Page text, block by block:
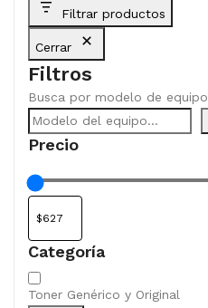
Filtrar productos
Cerrar
Filtros
Busca por modelo de equipo
Precio
Categoría
Categoría
Toner Genérico y Original